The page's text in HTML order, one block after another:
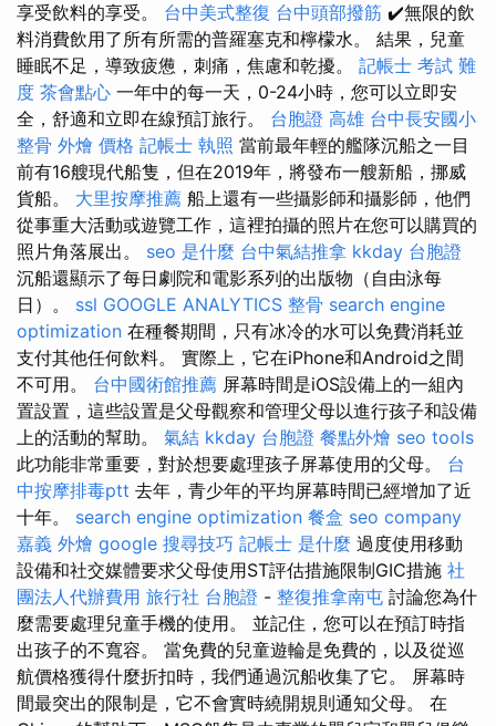
享受飲料的享受。 台中美式整復 台中頭部撥筋 ✔️無限的飲
料消費飲用了所有所需的普羅塞克和檸檬水。 結果，兒童
睡眠不足，導致疲憊，刺痛，焦慮和乾擾。 記帳士 考試 難
度 茶會點心 一年中的每一天，0-24小時，您可以立即安
全，舒適和立即在線預訂旅行。 台胞證 高雄 台中長安國小
整骨 外燴 價格 記帳士 執照 當前最年輕的艦隊沉船之一目
前有16艘現代船隻，但在2019年，將發布一艘新船，挪威
貨船。 大里按摩推薦 船上還有一些攝影師和攝影師，他們
從事重大活動或遊覽工作，這裡拍攝的照片在您可以購買的
照片角落展出。 seo 是什麼 台中氣結推拿 kkday 台胞證
沉船還顯示了每日劇院和電影系列的出版物（自由泳每
日）。 ssl GOOGLE ANALYTICS 整骨 search engine
optimization 在種餐期間，只有冰冷的水可以免費消耗並
支付其他任何飲料。 實際上，它在iPhone和Android之間
不可用。 台中國術館推薦 屏幕時間是iOS設備上的一組內
置設置，這些設置是父母觀察和管理父母以進行孩子和設備
上的活動的幫助。 氣結 kkday 台胞證 餐點外燴 seo tools
此功能非常重要，對於想要處理孩子屏幕使用的父母。 台
中按摩排毒ptt 去年，青少年的平均屏幕時間已經增加了近
十年。 search engine optimization 餐盒 seo company
嘉義 外燴 google 搜尋技巧 記帳士 是什麼 過度使用移動
設備和社交媒體要求父母使用ST評估措施限制GIC措施 社
團法人代辦費用 旅行社 台胞證 - 整復推拿南屯 討論您為什
麼需要處理兒童手機的使用。 並記住，您可以在預訂時指
出孩子的不寬容。 當免費的兒童遊輪是免費的，以及從巡
航價格獲得什麼折扣時，我們通過沉船收集了它。 屏幕時
間最突出的限制是，它不會實時繞開規則通知父母。 在